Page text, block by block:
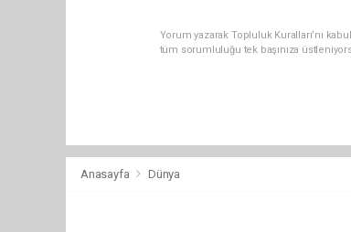
Yorum yazarak Topluluk Kuralları’nı
tüm sorumluluğu tek başınıza
Anasayfa Dünya